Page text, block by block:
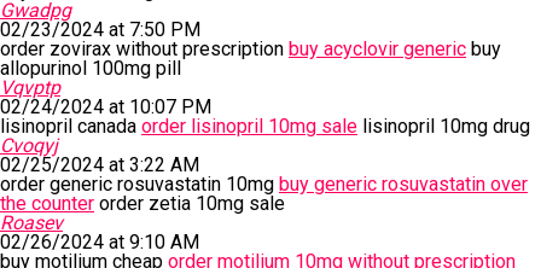
Gwadpg
02/23/2024 at 7:50 PM
order zovirax without prescription buy acyclovir generic buy
allopurinol 100mg pill
Vqvptp
02/24/2024 at 10:07 PM
lisinopril canada order lisinopril 10mg sale lisinopril 10mg drug
Cvoqyj
02/25/2024 at 3:22 AM
order generic rosuvastatin 10mg buy generic rosuvastatin over
the counter order zetia 10mg sale
Roasev
02/26/2024 at 9:10 AM
buy motilium cheap order motilium 10mg without prescription